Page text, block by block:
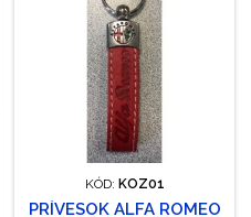
KÓD: KOZ01
PRÍVESOK ALFA ROMEO